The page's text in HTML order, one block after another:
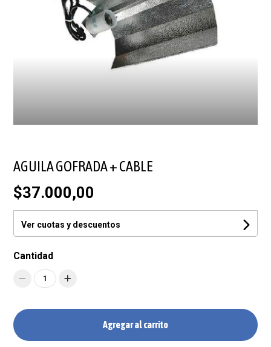
AGUILA GOFRADA + CABLE
$37.000,00
Ver cuotas y descuentos
Cantidad
1
Agregar al carrito